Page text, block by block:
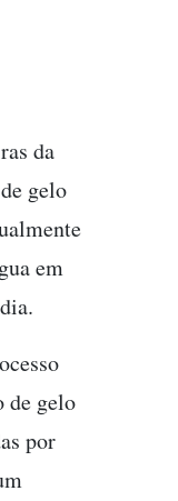
da
gelo
em
de gelo
por